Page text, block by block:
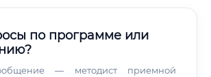
по программе или
— методист приемной